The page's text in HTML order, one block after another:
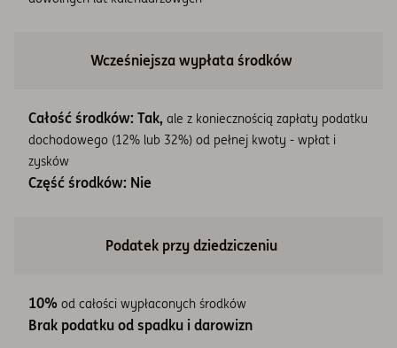
Wcześniejsza wypłata środków
Całość środków: Tak, ale z koniecznością zapłaty podatku
dochodowego (12% lub 32%) od pełnej kwoty - wpłat i
zysków
Część środków: Nie
Podatek przy dziedziczeniu
10% od całości wypłaconych środków
Brak podatku od spadku i darowizn